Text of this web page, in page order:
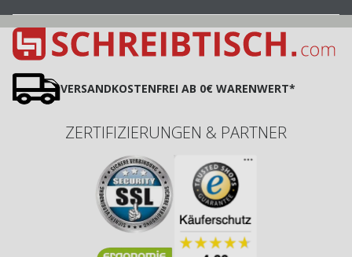
VERSANDKOSTENFREI AB 0€ WARENWERT*
ZERTIFIZIERUNGEN & PARTNER